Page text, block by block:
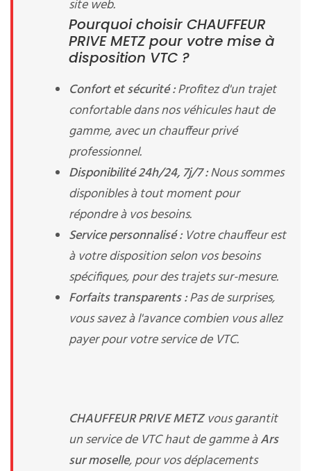
site web.
Pourquoi choisir CHAUFFEUR
PRIVE METZ pour votre mise à
disposition VTC ?
Confort et sécurité :Profitez d'un trajet
confortable dans nos véhicules haut de
gamme, avec un chauffeur privé
professionnel.
Disponibilité 24h/24, 7j/7 :Nous sommes
disponibles à tout moment pour
répondre à vos besoins.
Service personnalisé :Votre chauffeur est
à votre disposition selon vos besoins
spécifiques, pour des trajets sur-mesure.
Forfaits transparents :Pas de surprises,
vous savez à l'avance combien vous allez
payer pour votre service de VTC.
CHAUFFEUR PRIVE METZvous garantit
un service de VTC haut de gamme àArs
sur moselle, pour vos déplacements